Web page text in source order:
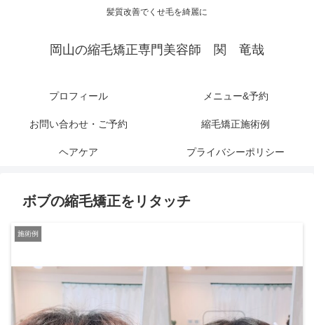
髪質改善でくせ毛を綺麗に
岡山の縮毛矯正専門美容師 関 竜哉
プロフィール メニュー&予約
お問い合わせ・ご予約 縮毛矯正施術例
ヘアケア プライバシーポリシー
ボブの縮毛矯正をリタッチ
施術例